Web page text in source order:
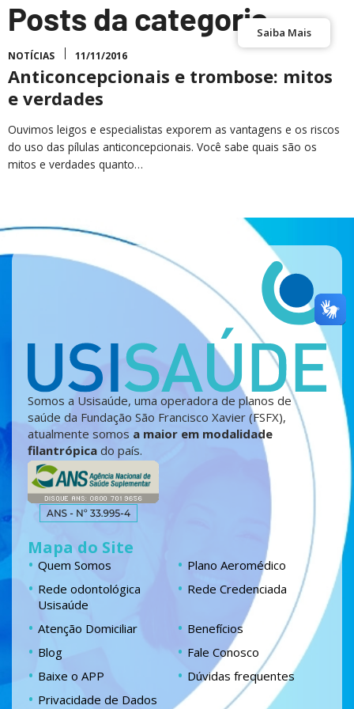
Posts da categoriaSaiba Mais
NOTÍCIAS 11/11/2016
Anticoncepcionais e trombose: mitos
e verdades
Ouvimos leigos e especialistas exporem as vantagens e os riscos
do uso das pílulas anticoncepcionais. Você sabe quais são os
mitos e verdades quanto…
Somos a Usisaúde, uma operadora de planos de
saúde da Fundação São Francisco Xavier (FSFX),
atualmente somos a maior em modalidade
filantrópica do país.
Mapa do Site
Quem Somos
Plano Aeromédico
Rede odontológica
Usisaúde
Rede Credenciada
Atenção Domiciliar
Benefícios
Blog
Fale Conosco
Baixe o APP
Dúvidas frequentes
Privacidade de Dados